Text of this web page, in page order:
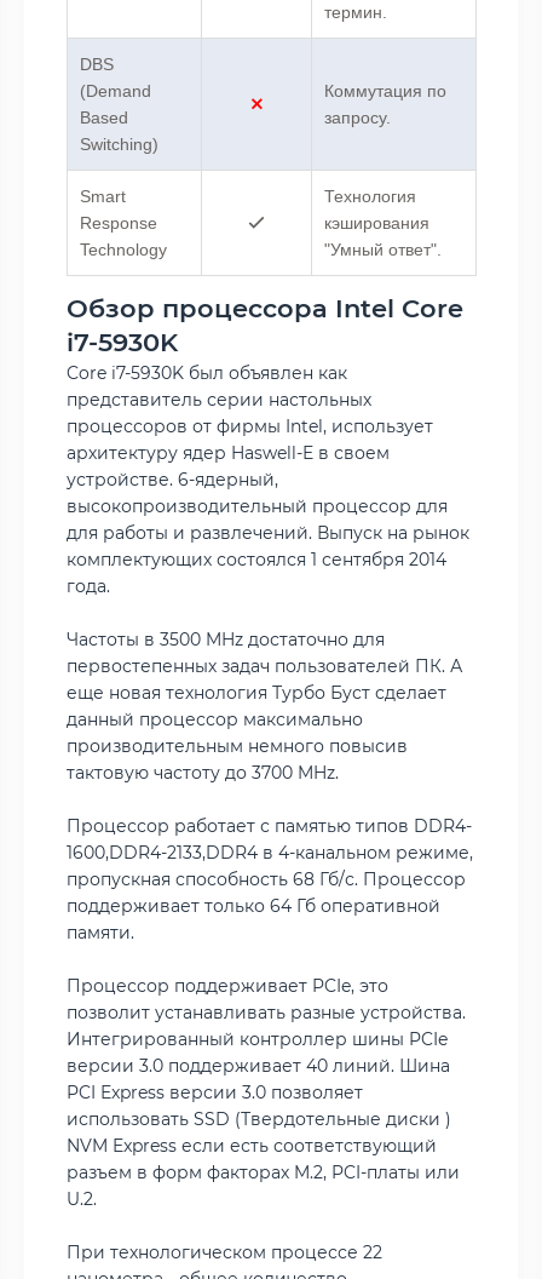
термин.
DBS
(Demand
Based
Switching)
Коммутация по
запросу.
Smart
Response
Technology
Технология
кэширования
"Умный ответ".
Обзор процессора Intel Core
i7-5930K
Core i7-5930K был объявлен как
представитель серии настольных
процессоров от фирмы Intel, использует
архитектуру ядер Haswell-E в своем
устройстве. 6-ядерный,
высокопроизводительный процессор для
для работы и развлечений. Выпуск на рынок
комплектующих состоялся 1 сентября 2014
года.
Частоты в 3500 MHz достаточно для
первостепенных задач пользователей ПК. А
еще новая технология Турбо Буст сделает
данный процессор максимально
производительным немного повысив
тактовую частоту до 3700 MHz.
Процессор работает с памятью типов DDR4-
1600,DDR4-2133,DDR4 в 4-канальном режиме,
пропускная способность 68 Гб/с. Процессор
поддерживает только 64 Гб оперативной
памяти.
Процессор поддерживает PCIe, это
позволит устанавливать разные устройства.
Интегрированный контроллер шины PCIe
версии 3.0 поддерживает 40 линий. Шина
PCI Express версии 3.0 позволяет
использовать SSD (Твердотельные диски )
NVM Express если есть соответствующий
разъем в форм факторах M.2, PCI-платы или
U.2.
При технологическом процессе 22